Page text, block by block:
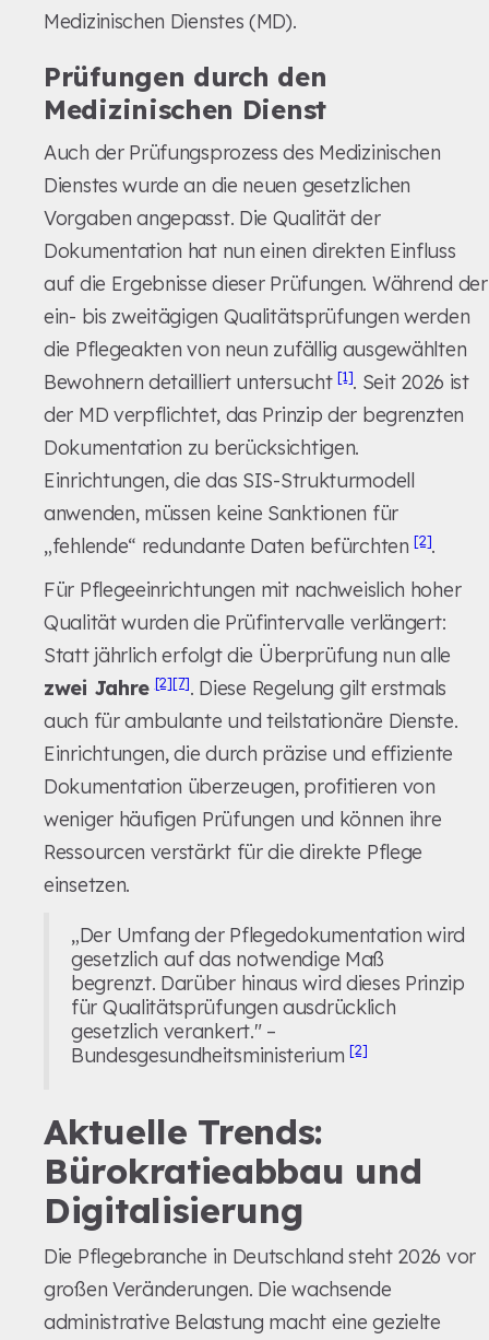
Medizinischen Dienstes (MD).
Prüfungen durch den
Medizinischen Dienst
Auch der Prüfungsprozess des Medizinischen
Dienstes wurde an die neuen gesetzlichen
Vorgaben angepasst. Die Qualität der
Dokumentation hat nun einen direkten Einfluss
auf die Ergebnisse dieser Prüfungen. Während der
ein- bis zweitägigen Qualitätsprüfungen werden
die Pflegeakten von neun zufällig ausgewählten
Bewohnern detailliert untersucht[1]. Seit 2026 ist
der MD verpflichtet, das Prinzip der begrenzten
Dokumentation zu berücksichtigen.
Einrichtungen, die das SIS-Strukturmodell
anwenden, müssen keine Sanktionen für
„fehlende“ redundante Daten befürchten[2].
Für Pflegeeinrichtungen mit nachweislich hoher
Qualität wurden die Prüfintervalle verlängert:
Statt jährlich erfolgt die Überprüfung nun alle
zwei Jahre [2][7]. Diese Regelung gilt erstmals
auch für ambulante und teilstationäre Dienste.
Einrichtungen, die durch präzise und effiziente
Dokumentation überzeugen, profitieren von
weniger häufigen Prüfungen und können ihre
Ressourcen verstärkt für die direkte Pflege
einsetzen.
„Der Umfang der Pflegedokumentation wird
gesetzlich auf das notwendige Maß
begrenzt. Darüber hinaus wird dieses Prinzip
für Qualitätsprüfungen ausdrücklich
gesetzlich verankert." –
Bundesgesundheitsministerium[2]
Aktuelle Trends:
Bürokratieabbau und
Digitalisierung
Die Pflegebranche in Deutschland steht 2026 vor
großen Veränderungen. Die wachsende
administrative Belastung macht eine gezielte